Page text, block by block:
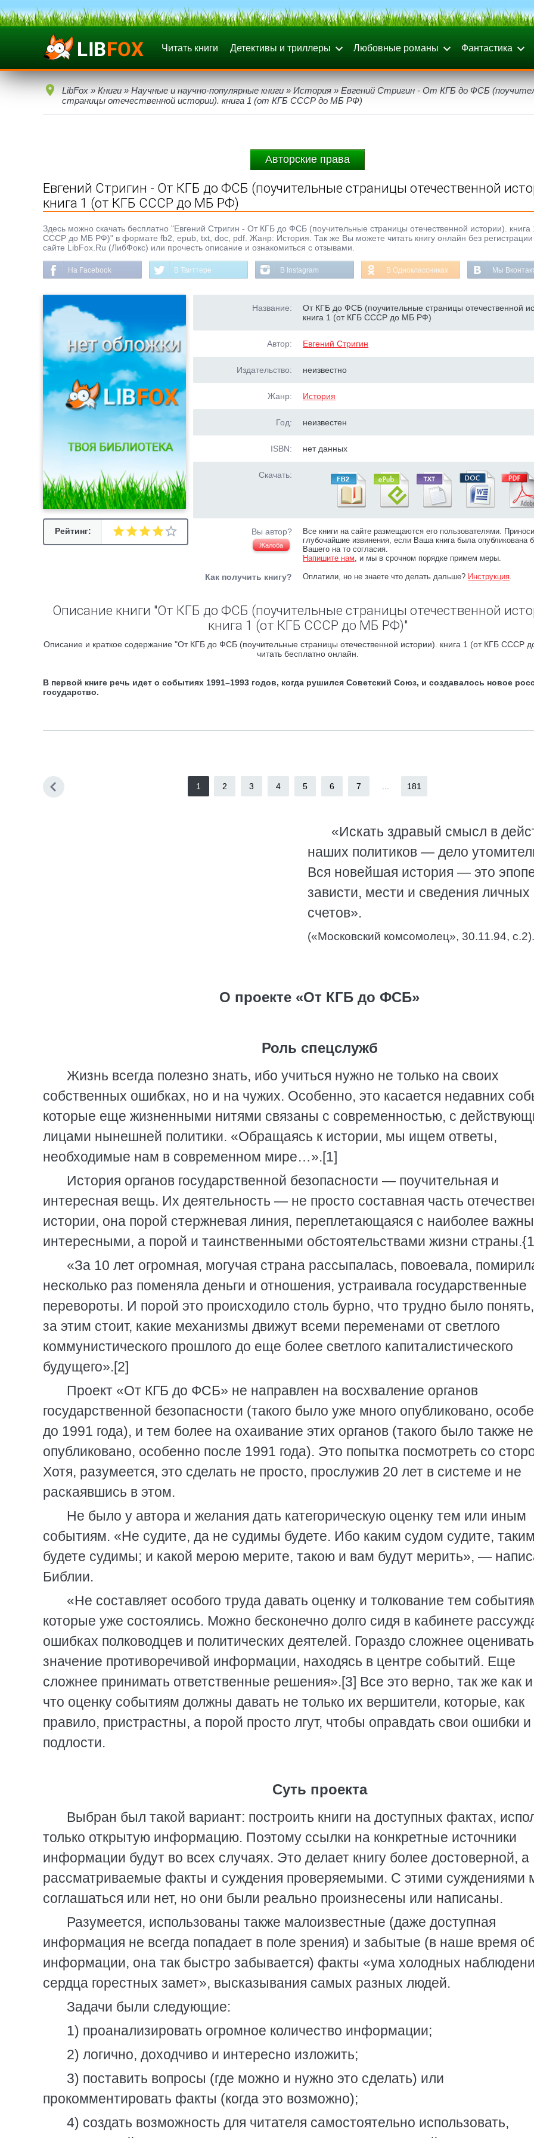
Читать книги Детективы и триллеры Любовные романы Фантастика
LibFox » Книги » Научные и научно-популярные книги » История » Евгений Стригин - От КГБ до ФСБ
страницы отечественной истории). книга 1 (от КГБ СССР до МБ РФ)
Авторские права
Евгений Стригин - От КГБ до ФСБ (поучительные страницы отечественной
книга 1 (от КГБ СССР до МБ РФ)
Здесь можно скачать бесплатно "Евгений Стригин - От КГБ до ФСБ (поучительные страницы отечественной истории). книга
СССР до МБ РФ)" в формате fb2, epub, txt, doc, pdf. Жанр: История. Так же Вы можете читать книгу онлайн без регистрации
сайте LibFox.Ru (ЛибФокс) или прочесть описание и ознакомиться с отзывами.
На Facebook В Твиттере В Instagram В Одноклассниках Мы
Рейтинг:
Название:
От КГБ до ФСБ (поучительные страницы отечественной
книга 1 (от КГБ СССР до МБ РФ)
Автор: Евгений Стригин
Издательство: неизвестно
Жанр: История
Год: неизвестен
ISBN: нет данных
Скачать:
Вы автор?
Жалоба
Все книги на сайте размещаются его пользователями.
глубочайшие извинения, если Ваша книга была опубликована
Вашего на то согласия.
Напишите нам, и мы в срочном порядке примем меры.
Как получить книгу? Оплатили, но не знаете что делать дальше? Инструкция.
Описание книги "От КГБ до ФСБ (поучительные страницы отечественной
книга 1 (от КГБ СССР до МБ РФ)"
Описание и краткое содержание "От КГБ до ФСБ (поучительные страницы отечественной истории). книга 1 (от КГБ СССР
читать бесплатно онлайн.
В первой книге речь идет о событиях 1991–1993 годов, когда рушился Советский Союз, и создавалось новое
государство.
1 2 3 4 5 6 7 181
«Искать здравый смысл в
наших политиков — дело
Вся новейшая история — это
зависти, мести и сведения личных
счетов».
(«Московский комсомолец», 30.11.94, с.2).
О проекте «От КГБ до ФСБ»
Роль спецслужб
Жизнь всегда полезно знать, ибо учиться нужно не только на своих
собственных ошибках, но и на чужих. Особенно, это касается недавних
которые еще жизненными нитями связаны с современностью, с
лицами нынешней политики. «Обращаясь к истории, мы ищем ответы,
необходимые нам в современном мире…».[1]
История органов государственной безопасности — поучительная и
интересная вещь. Их деятельность — не просто составная часть
истории, она порой стержневая линия, переплетающаяся с наиболее
интересными, а порой и таинственными обстоятельствами жизни
«За 10 лет огромная, могучая страна рассыпалась, повоевала,
несколько раз поменяла деньги и отношения, устраивала государственные
перевороты. И порой это происходило столь бурно, что трудно было
за этим стоит, какие механизмы движут всеми переменами от светлого
коммунистического прошлого до еще более светлого капиталистического
будущего».[2]
Проект «От КГБ до ФСБ» не направлен на восхваление органов
государственной безопасности (такого было уже много опубликовано,
до 1991 года), и тем более на охаивание этих органов (такого было также
опубликовано, особенно после 1991 года). Это попытка посмотреть со
Хотя, разумеется, это сделать не просто, прослужив 20 лет в системе и не
раскаявшись в этом.
Не было у автора и желания дать категорическую оценку тем или иным
событиям. «Не судите, да не судимы будете. Ибо каким судом судите, таким
будете судимы; и какой мерою мерите, такою и вам будут мерить», —
Библии.
«Не составляет особого труда давать оценку и толкование тем
которые уже состоялись. Можно бесконечно долго сидя в кабинете
ошибках полководцев и политических деятелей. Гораздо сложнее оценивать
значение противоречивой информации, находясь в центре событий. Еще
сложнее принимать ответственные решения».[3] Все это верно, так же как
что оценку событиям должны давать не только их вершители, которые, как
правило, пристрастны, а порой просто лгут, чтобы оправдать свои ошибки и
подлости.
Суть проекта
Выбран был такой вариант: построить книги на доступных фактах,
только открытую информацию. Поэтому ссылки на конкретные источники
информации будут во всех случаях. Это делает книгу более достоверной, а
рассматриваемые факты и суждения проверяемыми. С этими суждениями
соглашаться или нет, но они были реально произнесены или написаны.
Разумеется, использованы также малоизвестные (даже доступная
информация не всегда попадает в поле зрения) и забытые (в наше время
информации, она так быстро забывается) факты «ума холодных
сердца горестных замет», высказывания самых разных людей.
Задачи были следующие:
1) проанализировать огромное количество информации;
2) логично, доходчиво и интересно изложить;
3) поставить вопросы (где можно и нужно это сделать) или
прокомментировать факты (когда это возможно);
4) создать возможность для читателя самостоятельно использовать,